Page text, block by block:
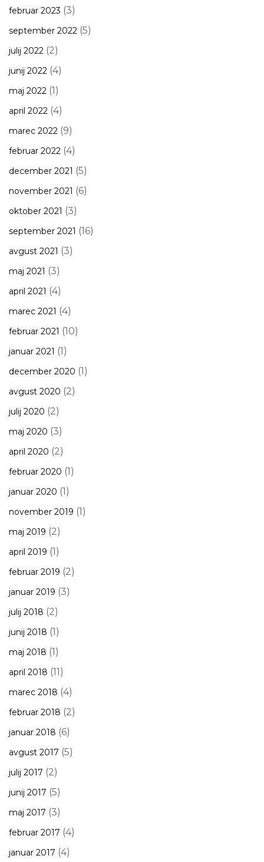
februar 2023 (3)
september 2022 (5)
julij 2022 (2)
junij 2022 (4)
maj 2022 (1)
april 2022 (4)
marec 2022 (9)
februar 2022 (4)
december 2021 (5)
november 2021 (6)
oktober 2021 (3)
september 2021 (16)
avgust 2021 (3)
maj 2021 (3)
april 2021 (4)
marec 2021 (4)
februar 2021 (10)
januar 2021 (1)
december 2020 (1)
avgust 2020 (2)
julij 2020 (2)
maj 2020 (3)
april 2020 (2)
februar 2020 (1)
januar 2020 (1)
november 2019 (1)
maj 2019 (2)
april 2019 (1)
februar 2019 (2)
januar 2019 (3)
julij 2018 (2)
junij 2018 (1)
maj 2018 (1)
april 2018 (11)
marec 2018 (4)
februar 2018 (2)
januar 2018 (6)
avgust 2017 (5)
julij 2017 (2)
junij 2017 (5)
maj 2017 (3)
februar 2017 (4)
januar 2017 (4)